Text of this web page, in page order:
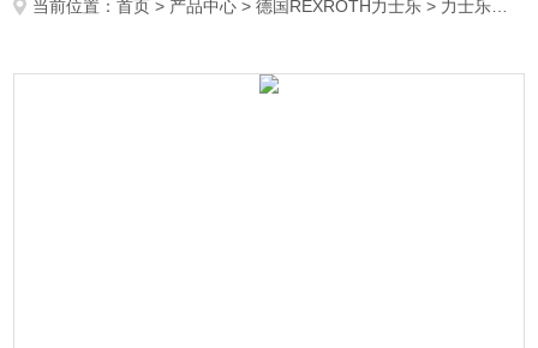
当前位置：首页 > 产品中心 >德国REXROTH力士乐 > 力士乐叶片泵